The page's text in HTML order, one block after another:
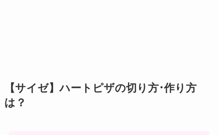
【サイゼ】ハートピザの切り方･作り方
は？